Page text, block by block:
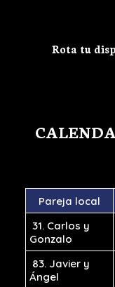
Rota tu
Pareja local
31. Carlos y
Gonzalo
83. Javier y
Ángel